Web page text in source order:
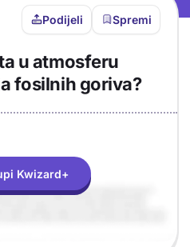
Podijeli Spremi
u atmosferu
fosilnih goriva?
Kwizard+